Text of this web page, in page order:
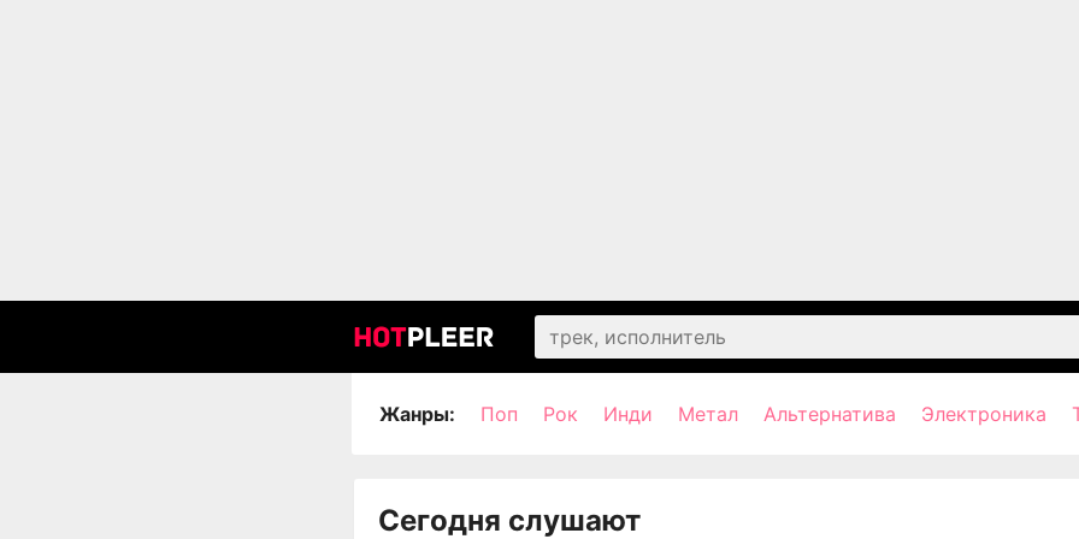
Жанры: Поп Рок Инди Метал Альтернатива Электроника
Сегодня слушают